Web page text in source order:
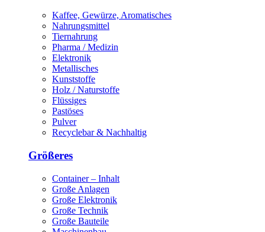
Kaffee, Gewürze, Aromatisches
Nahrungsmittel
Tiernahrung
Pharma / Medizin
Elektronik
Metallisches
Kunststoffe
Holz / Naturstoffe
Flüssiges
Pastöses
Pulver
Recyclebar & Nachhaltig
Größeres
Container – Inhalt
Große Anlagen
Große Elektronik
Große Technik
Große Bauteile